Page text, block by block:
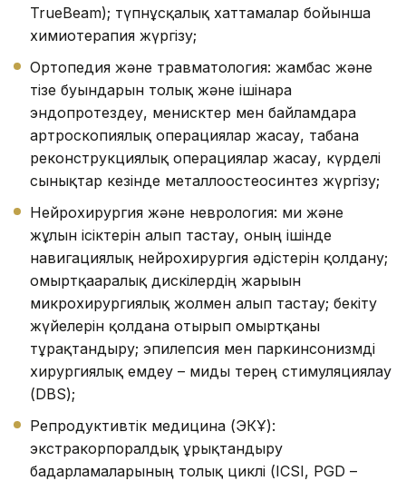
TrueBeam); түпнұсқалық хаттамалар бойынша
химиотерапия жүргізу;
Ортопедия және травматология: жамбас және
тізе буындарын толық және ішінара
эндопротездеу, менисктер мен байламдарға
артроскопиялық операциялар жасау, табанға
реконструкциялық операциялар жасау, күрделі
сынықтар кезінде металлоостеосинтез жүргізу;
Нейрохирургия және неврология: ми және
жұлын ісіктерін алып тастау, оның ішінде
навигациялық нейрохирургия әдістерін қолдану;
омыртқааралық дискілердің жарығын
микрохирургиялық жолмен алып тастау; бекіту
жүйелерін қолдана отырып омыртқаны
тұрақтандыру; эпилепсия мен паркинсонизмді
хирургиялық емдеу – миды терең стимуляциялау
(DBS);
Репродуктивтік медицина (ЭКҰ):
экстракорпоралдық ұрықтандыру
бағдарламаларының толық циклі (ICSI, PGD –